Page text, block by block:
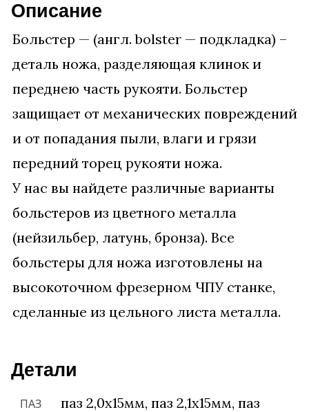
Описание
Больстер — (англ. bolster — подкладка) –
деталь ножа, разделяющая клинок и
переднею часть рукояти. Больстер
защищает от механических повреждений
и от попадания пыли, влаги и грязи
передний торец рукояти ножа.
У нас вы найдете различные варианты
больстеров из цветного металла
(нейзильбер, латунь, бронза). Все
больстеры для ножа изготовлены на
высокоточном фрезерном ЧПУ станке,
сделанные из цельного листа металла.
Детали
ПАЗ
паз 2,0х15мм, паз 2,1х15мм, паз